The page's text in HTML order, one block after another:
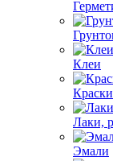
Клеи
Лаки,
Эмали